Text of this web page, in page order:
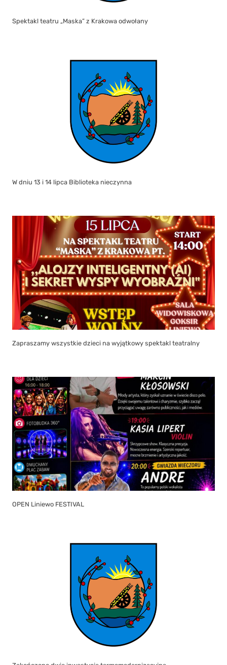
Spektakl teatru „Maska” z Krakowa odwołany
W dniu 13 i 14 lipca Biblioteka nieczynna
Zapraszamy wszystkie dzieci na wyjątkowy spektakl teatralny
OPEN Liniewo FESTIVAL